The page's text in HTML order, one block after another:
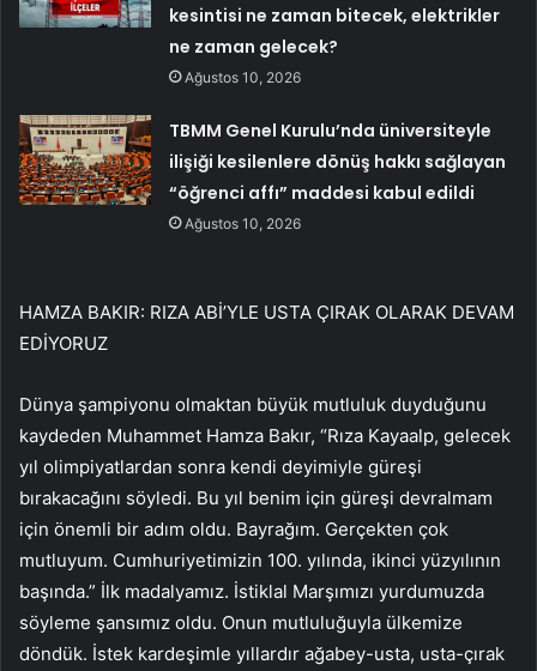
kesintisi ne zaman bitecek, elektrikler
ne zaman gelecek?
Ağustos 10, 2026
TBMM Genel Kurulu’nda üniversiteyle
ilişiği kesilenlere dönüş hakkı sağlayan
“öğrenci affı” maddesi kabul edildi
Ağustos 10, 2026
HAMZA BAKIR: RIZA ABİ’YLE USTA ÇIRAK OLARAK DEVAM
EDİYORUZ
Dünya şampiyonu olmaktan büyük mutluluk duyduğunu
kaydeden Muhammet Hamza Bakır, “Rıza Kayaalp, gelecek
yıl olimpiyatlardan sonra kendi deyimiyle güreşi
bırakacağını söyledi. Bu yıl benim için güreşi devralmam
için önemli bir adım oldu. Bayrağım. Gerçekten çok
mutluyum. Cumhuriyetimizin 100. yılında, ikinci yüzyılının
başında.” İlk madalyamız. İstiklal Marşımızı yurdumuzda
söyleme şansımız oldu. Onun mutluluğuyla ülkemize
döndük. İstek kardeşimle yıllardır ağabey-usta, usta-çırak